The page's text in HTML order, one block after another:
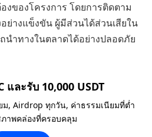
งของโครงการ โดยการติดตาม
ย่างแข็งขัน ผู้มีส่วนได้ส่วนเสียใน
นำทางในตลาดได้อย่างปลอดภัย
และรับ 10,000 USDT
ม, Airdrop ทุกวัน, ค่าธรรมเนียมที่ต่ำ
าพคล่องที่ครอบคลุม